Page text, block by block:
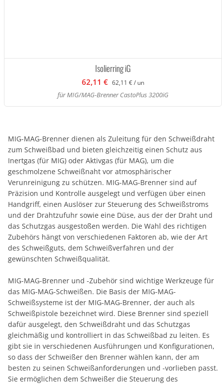
Isolierring iG
62,11 € 62,11 € / un
für MIG/MAG-Brenner CastoPlus 3200iG
MIG-MAG-Brenner dienen als Zuleitung für den Schweißdraht
zum Schweißbad und bieten gleichzeitig einen Schutz aus
Inertgas (für MIG) oder Aktivgas (für MAG), um die
geschmolzene Schweißnaht vor atmosphärischer
Verunreinigung zu schützen. MIG-MAG-Brenner sind auf
Präzision und Kontrolle ausgelegt und verfügen über einen
Handgriff, einen Auslöser zur Steuerung des Schweißstroms
und der Drahtzufuhr sowie eine Düse, aus der der Draht und
das Schutzgas ausgestoßen werden. Die Wahl des richtigen
Zubehörs hängt von verschiedenen Faktoren ab, wie der Art
des Schweißguts, dem Schweißverfahren und der
gewünschten Schweißqualität.
MIG-MAG-Brenner und -Zubehör sind wichtige Werkzeuge für
das MIG-MAG-Schweißen. Die Basis der MIG-MAG-
Schweißsysteme ist der MIG-MAG-Brenner, der auch als
Schweißpistole bezeichnet wird. Diese Brenner sind speziell
dafür ausgelegt, den Schweißdraht und das Schutzgas
gleichmäßig und kontrolliert in das Schweißbad zu leiten. Es
gibt sie in verschiedenen Ausführungen und Konfigurationen,
so dass der Schweißer den Brenner wählen kann, der am
besten zu seinen Schweißanforderungen und -vorlieben passt.
Sie ermöglichen dem Schweißer die Steuerung des